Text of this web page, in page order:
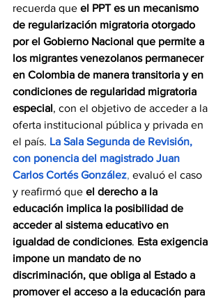
recuerda que el PPT es un mecanismo
de regularización migratoria otorgado
por el Gobierno Nacional que permite a
los migrantes venezolanos permanecer
en Colombia de manera transitoria y en
condiciones de regularidad migratoria
especial, con el objetivo de acceder a la
oferta institucional pública y privada en
el país. La Sala Segunda de Revisión,
con ponencia del magistrado Juan
Carlos Cortés González, evaluó el caso
y reafirmó que el derecho a la
educación implica la posibilidad de
acceder al sistema educativo en
igualdad de condiciones. Esta exigencia
impone un mandato de no
discriminación, que obliga al Estado a
promover el acceso a la educación para